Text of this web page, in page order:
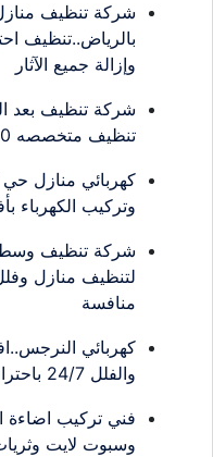
شركة تنظيف
وإزالة جميع الآثار
شركة تنظيف بعد
تنظيف متخصصه 100% لإعادة تأهيل المنازل
كهربائي منازل
وتركيب الكهرباء
لتنظيف منازل
منافسة
كهربائي
والفلل 24/7 باحترافية اتصل الان
فني تركيب اضاءة
وسبوت لايت